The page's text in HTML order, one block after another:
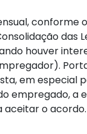
conforme
das
houver
em especial
empregado, a
aceitar o acordo.